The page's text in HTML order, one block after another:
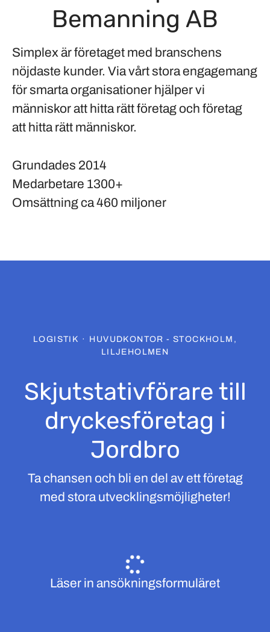
Bemanning AB
Simplex är företaget med branschens
nöjdaste kunder. Via vårt stora engagemang
för smarta organisationer hjälper vi
människor att hitta rätt företag och företag
att hitta rätt människor.
Grundades 2014
Medarbetare 1300+
Omsättningca 460 miljoner
LOGISTIK ·
HUVUDKONTOR - STOCKHOLM,
LILJEHOLMEN
Skjutstativförare till
dryckesföretag i
Jordbro
Ta chansen och bli en del av ett företag
med stora utvecklingsmöjligheter!
Läser in ansökningsformuläret